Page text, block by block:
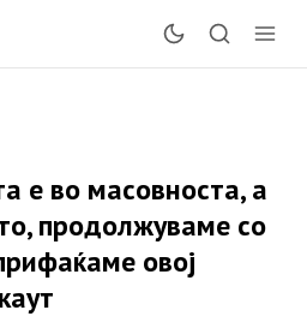
е во масовноста, а
продолжуваме со
овој